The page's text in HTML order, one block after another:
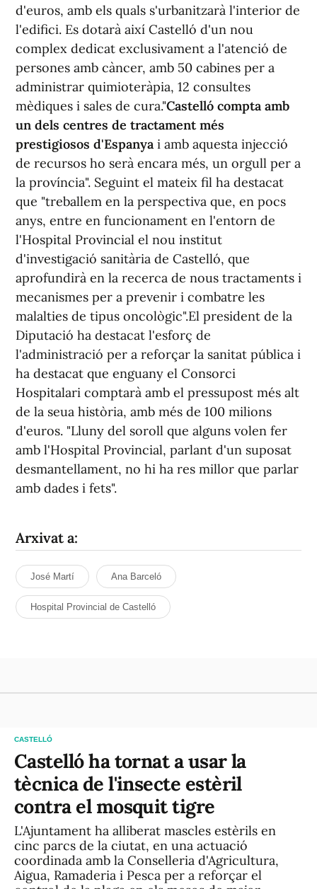
d'euros, amb els quals s'urbanitzarà l'interior de
l'edifici. Es dotarà així Castelló d'un nou
complex dedicat exclusivament a l'atenció de
persones amb càncer, amb 50 cabines per a
administrar quimioteràpia, 12 consultes
mèdiques i sales de cura."Castelló compta amb
un dels centres de tractament més
prestigiosos d'Espanya i amb aquesta injecció
de recursos ho serà encara més, un orgull per a
la província". Seguint el mateix fil ha destacat
que "treballem en la perspectiva que, en pocs
anys, entre en funcionament en l'entorn de
l'Hospital Provincial el nou institut
d'investigació sanitària de Castelló, que
aprofundirà en la recerca de nous tractaments i
mecanismes per a prevenir i combatre les
malalties de tipus oncològic".El president de la
Diputació ha destacat l'esforç de
l'administració per a reforçar la sanitat pública i
ha destacat que enguany el Consorci
Hospitalari comptarà amb el pressupost més alt
de la seua història, amb més de 100 milions
d'euros. "Lluny del soroll que alguns volen fer
amb l'Hospital Provincial, parlant d'un suposat
desmantellament, no hi ha res millor que parlar
amb dades i fets".
Arxivat a:
José Martí Ana Barceló
Hospital Provincial de Castelló
CASTELLÓ
Castelló ha tornat a usar la
tècnica de l'insecte estèril
contra el mosquit tigre
L'Ajuntament ha alliberat mascles estèrils en
cinc parcs de la ciutat, en una actuació
coordinada amb la Conselleria d'Agricultura,
Aigua, Ramaderia i Pesca per a reforçar el